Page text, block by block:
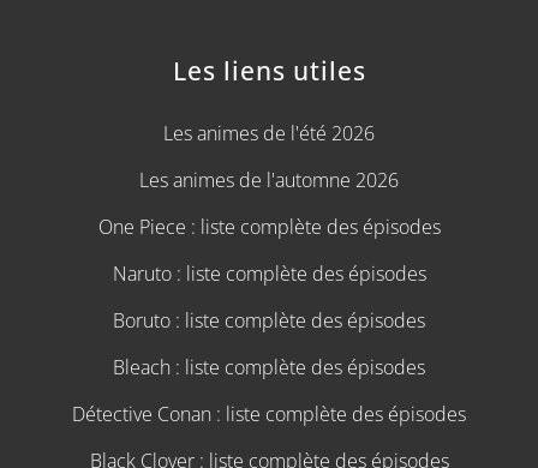
Les liens utiles
Les animes de l'été 2026
Les animes de l'automne 2026
One Piece : liste complète des épisodes
Naruto : liste complète des épisodes
Boruto : liste complète des épisodes
Bleach : liste complète des épisodes
Détective Conan : liste complète des épisodes
Black Clover : liste complète des épisodes